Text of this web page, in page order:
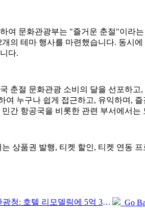
여 문화관광부는 "즐거운 춘절"이라
개의 테마 행사를 마련했습니다. 동시
다.
춘절 문화관광 소비의 달을 선포하
여 누구나 쉽게 접근하고, 유익하며,
간 항공국을 비롯한 관련 부서에서
상품권 발행, 티켓 할인, 티켓 연동
Prev:황산 관광청: 호텔 리모델링에 5억 3천만 위안 투자 계획 Go